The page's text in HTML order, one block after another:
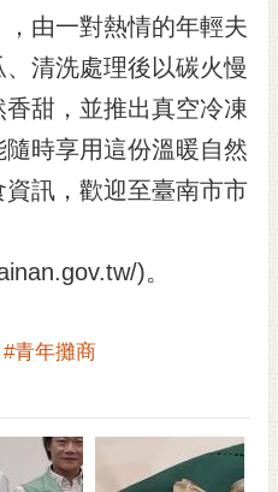
由一對熱情的年輕夫
清洗處理後以碳火慢
甜，並推出真空冷凍
時享用這份溫暖自然
訊，歡迎至臺南市市
)。
#青年攤商